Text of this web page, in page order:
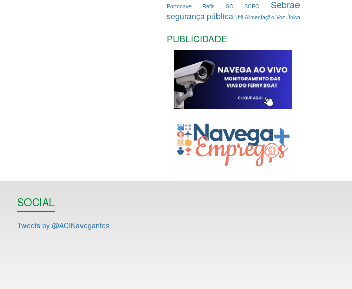
Portonave
Refis SC SCPC Sebrae
segurança pública Util Alimentação Voz Única
PUBLICIDADE
SOCIAL
Tweets by @ACINavegantes